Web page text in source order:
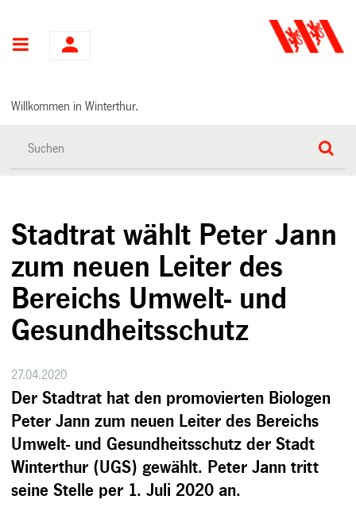
Hauptnavigation
Willkommen in Winterthur.
Stadtrat wählt Peter Jann
zum neuen Leiter des
Bereichs Umwelt- und
Gesundheitsschutz
27.04.2020
Der Stadtrat hat den promovierten Biologen
Peter Jann zum neuen Leiter des Bereichs
Umwelt- und Gesundheitsschutz der Stadt
Winterthur (UGS) gewählt. Peter Jann tritt
seine Stelle per 1. Juli 2020 an.